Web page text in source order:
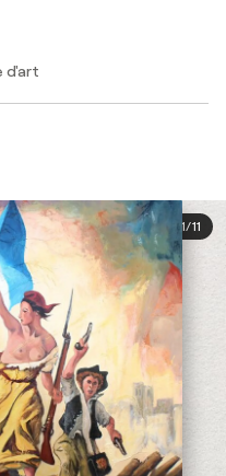
d'art
1/11